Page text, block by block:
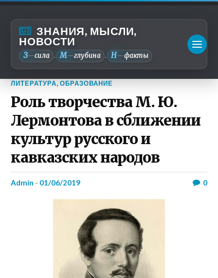
ЗНАНИЯ, МЫСЛИ,
НОВОСТИ
З—сила . М—глубина . Н—факты
ЛИТЕРАТУРА,ОБРАЗОВАНИЕ
Роль творчества М. Ю.
Лермонтова в сближении
культур русского и
кавказских народов
admin - 01/06/2019 0